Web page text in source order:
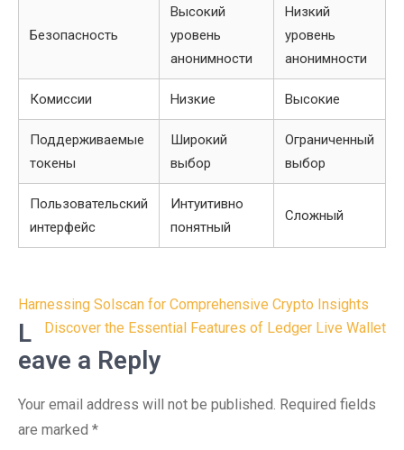
Безопасность
Высокий
уровень
анонимности
Низкий
уровень
анонимности
Комиссии Низкие Высокие
Поддерживаемые
токены
Широкий
выбор
Ограниченный
выбор
Пользовательский
интерфейс
Интуитивно
понятный
Сложный
Post
navigation
Harnessing Solscan for Comprehensive Crypto Insights
Discover the Essential Features of Ledger Live Wallet
L
eave a Reply
Your email address will not be published. Required fields
are marked *